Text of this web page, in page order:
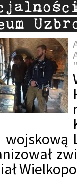
wojskową